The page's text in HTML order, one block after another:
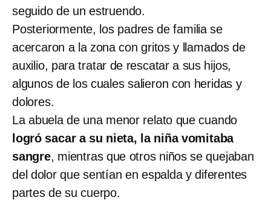
seguido de un estruendo.
Posteriormente, los padres de familia se
acercaron a la zona con gritos y llamados de
auxilio, para tratar de rescatar a sus hijos,
algunos de los cuales salieron con heridas y
dolores.
La abuela de una menor relato que cuando
logró sacar a su nieta, la niña vomitaba
sangre, mientras que otros niños se quejaban
del dolor que sentían en espalda y diferentes
partes de su cuerpo.